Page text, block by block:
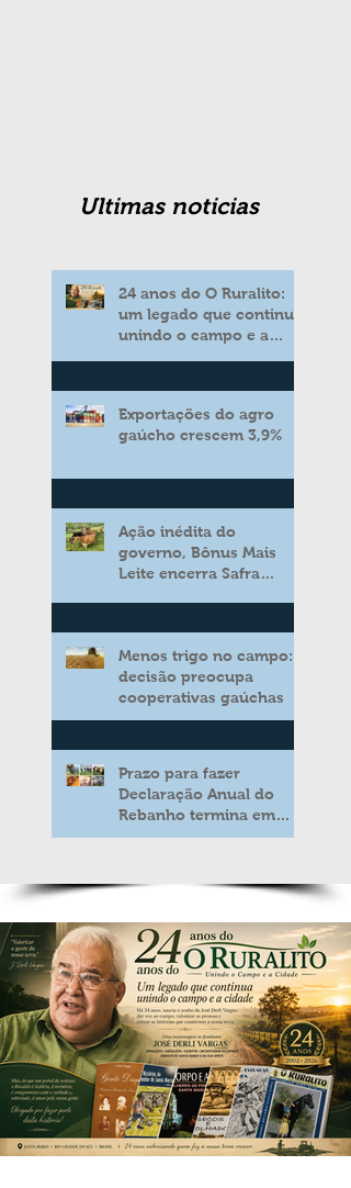
Ultimas noticias
24 anos do O Ruralito:
um legado que continua
unindo o campo e a
Exportações do agro
gaúcho crescem 3,9%
Ação inédita do
governo, Bônus Mais
Leite encerra Safra
aos produtores de leite
Menos trigo no campo:
decisão preocupa
cooperativas gaúchas
Prazo para fazer
Declaração Anual do
Rebanho termina em
duas semanas